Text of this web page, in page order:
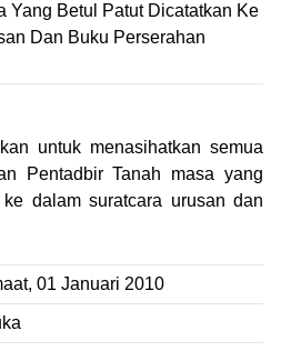
Yang Betul Patut Dicatatkan Ke
Dan Buku Perserahan
untuk menasihatkan semua
Pentadbir Tanah masa yang
dalam suratcara urusan dan
01 Januari 2010